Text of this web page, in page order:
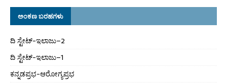
ಅಂಕಣ ಬರಹಗಳು
ದಿ ಸ್ಟೇಟ್‌-ಇಲಾಜು–2
ದಿ ಸ್ಟೇಟ್‌-ಇಲಾಜು–1
ಕನ್ನಡಪ್ರಭ-ಆರೋಗ್ಯಪ್ರಭ